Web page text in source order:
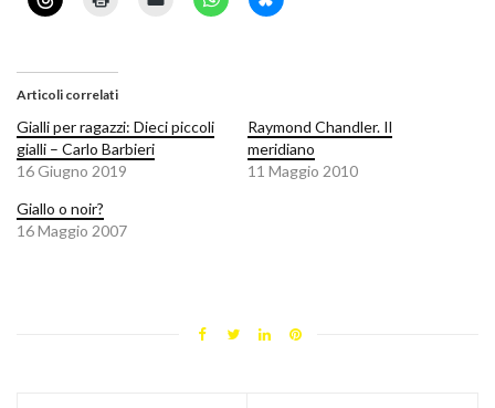
Articoli correlati
Gialli per ragazzi: Dieci piccoli
gialli – Carlo Barbieri
16 Giugno 2019
Raymond Chandler. Il
meridiano
11 Maggio 2010
Giallo o noir?
16 Maggio 2007